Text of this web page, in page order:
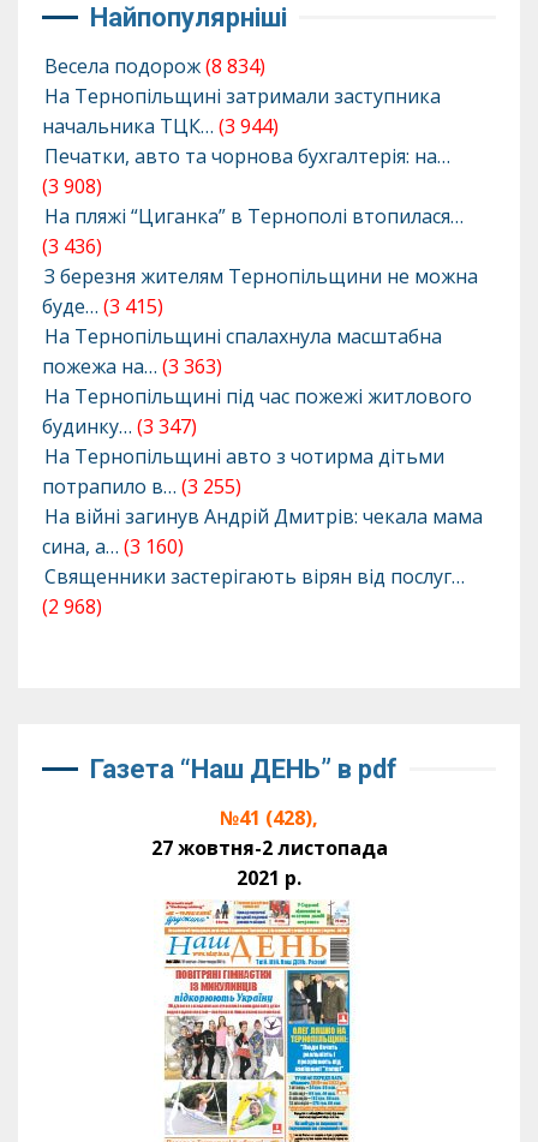
Найпопулярніші
Весела подорож(8 834)
На Тернопільщині затримали заступника
начальника ТЦК… (3 944)
Печатки, авто та чорнова бухгалтерія: на…
(3 908)
На пляжі “Циганка” в Тернополі втопилася…
(3 436)
З березня жителям Тернопільщини не можна
буде… (3 415)
На Тернопільщині спалахнула масштабна
пожежа на… (3 363)
На Тернопільщині під час пожежі житлового
будинку… (3 347)
На Тернопільщині авто з чотирма дітьми
потрапило в… (3 255)
На війні загинув Андрій Дмитрів: чекала мама
сина, а… (3 160)
Священники застерігають вірян від послуг…
(2 968)
Газета “Наш ДЕНЬ” в pdf
№41 (428),
27 жовтня-2 листопада
2021 р.